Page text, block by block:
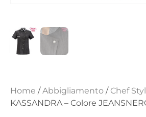
Home /Abbigliamento / Chef
KASSANDRA – Colore